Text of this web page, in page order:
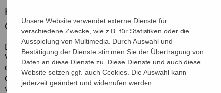
Kann man ohne Blitz von
Geschwindigkeitsmessanlagen geblitzt werden?
Die Technik entwickelt sich weiter und somit die
Verkehrsüberwachung. Die neuste Infrarot-Technik ist für
das menschliche Auge nicht zu erkennen. Der große
daran ist, dass der Verkehrssünder keine Blendungsgefahr
von einem Geschwindigkeitsmessgerät ausgesetzt sind.
Unsere Website verwendet externe Dienste für
verschiedene Zwecke, wie z.B. für Statistiken oder die
Ausspielung von Multimedia. Durch Auswahl und
Bestätigung der Dienste stimmen Sie der Übertragung von
Daten an diese Dienste zu. Diese Dienste und auch diese
Website setzen ggf. auch Cookies. Die Auswahl kann
jederzeit geändert und widerrufen werden.